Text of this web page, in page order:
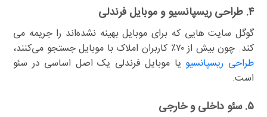
۴. طراحی ریسپانسیو و موبایل فرندلی
گوگل سایت هایی که برای موبایل بهینه نشده‌اند را جریمه می
کند. چون بیش از ۷۰٪ کاربران املاک با موبایل جستجو می‌کنند،
طراحی ریسپانسیو یا موبایل فرندلی یک اصل اساسی در سئو
است.
۵. سئو داخلی و خارجی